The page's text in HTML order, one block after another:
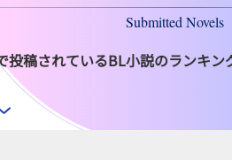
Submitted Novels
投稿されているBL小説のランキン